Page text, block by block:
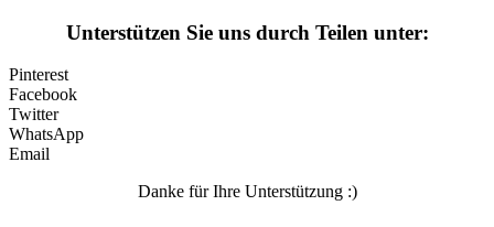
Winter und Weihnachten
Nezaradené
Unkategorisiert
Unterstützen Sie uns durch Teilen unter:
Pinterest
Facebook
Twitter
WhatsApp
Email
Danke für Ihre Unterstützung :)